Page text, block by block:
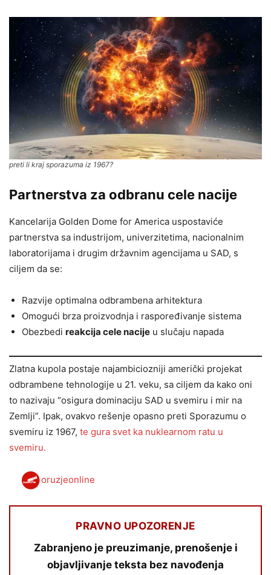
preti li kraj sporazuma iz 1967?
Partnerstva za odbranu cele nacije
Kancelarija Golden Dome for America uspostaviće
partnerstva sa industrijom, univerzitetima, nacionalnim
laboratorijama i drugim državnim agencijama u SAD, s
ciljem da se:
Razvije optimalna odbrambena arhitektura
Omogući brza proizvodnja i raspoređivanje sistema
Obezbedi reakcija cele nacije u slučaju napada
Zlatna kupola postaje najambiciozniji američki projekat
odbrambene tehnologije u 21. veku, sa ciljem da kako oni
to nazivaju “osigura dominaciju SAD u svemiru i mir na
Zemlji”. Ipak, ovakvo rešenje opasno preti Sporazumu o
svemiru iz 1967, te gura svet ka nuklearnom ratu u
svemiru.
oruzjeonline
PRAVNO UPOZORENJE
Zabranjeno je preuzimanje, prenošenje i
objavljivanje teksta bez navođenja